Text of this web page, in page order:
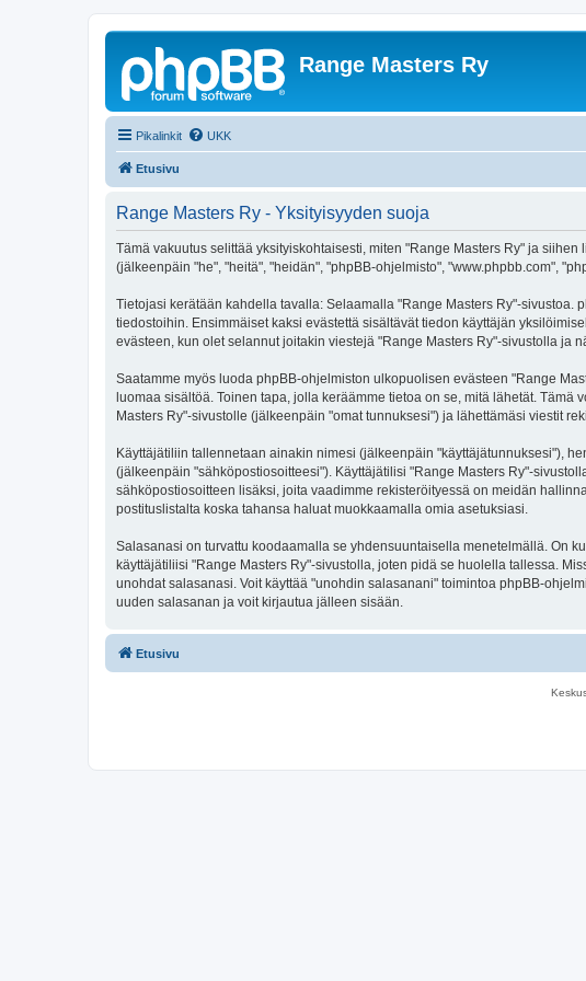
Range Masters Ry
Pikalinkit UKK
Etusivu
Range Masters Ry - Yksityisyyden suoja
Tämä vakuutus selittää yksityiskohtaisesti, miten "Range Masters Ry" ja
(jälkeenpäin "he", "heitä", "heidän", "phpBB-ohjelmisto", "www.phpbb.com",
Tietojasi kerätään kahdella tavalla: Selaamalla "Range Masters Ry"-
tiedostoihin. Ensimmäiset kaksi evästettä sisältävät tiedon käyttäjän
evästeen, kun olet selannut joitakin viestejä "Range Masters Ry"-sivustolla ja
Saatamme myös luoda phpBB-ohjelmiston ulkopuolisen evästeen "Range
luomaa sisältöä. Toinen tapa, jolla keräämme tietoa on se, mitä lähetät.
Masters Ry"-sivustolle (jälkeenpäin "omat tunnuksesi") ja lähettämäsi viestit
Käyttäjätiliin tallennetaan ainakin nimesi (jälkeenpäin "käyttäjätunnuksesi"),
(jälkeenpäin "sähköpostiosoitteesi"). Käyttäjätilisi "Range Masters Ry"-
sähköpostiosoitteen lisäksi, joita vaadimme rekisteröityessä on meidän
postituslistalta koska tahansa haluat muokkaamalla omia asetuksiasi.
Salasanasi on turvattu koodaamalla se yhdensuuntaisella menetelmällä. On
käyttäjätiliisi "Range Masters Ry"-sivustolla, joten pidä se huolella tallessa.
unohdat salasanasi. Voit käyttää "unohdin salasanani" toimintoa phpBB-
uuden salasanan ja voit kirjautua jälleen sisään.
Etusivu